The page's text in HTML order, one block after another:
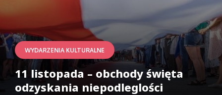
WYDARZENIA KULTURALNE
11 listopada – obchody święta
odzyskania niepodleglości